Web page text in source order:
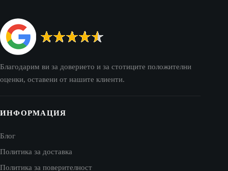
Благодарим ви за доверието и за стотиците положителни
оценки, оставени от нашите клиенти.
ИНФОРМАЦИЯ
Блог
Политика за доставка
Политика за поверителност